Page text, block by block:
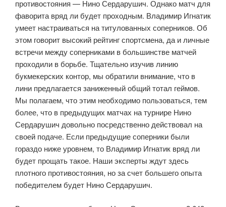
противостояния — Нино Сердарушич. Однако матч для
фаворита вряд ли будет проходным. Владимир Игнатик
умеет настраиваться на титулованных соперников. Об
этом говорит высокий рейтинг спортсмена, да и личные
встречи между соперниками в большинстве матчей
проходили в борьбе. Тщательно изучив линию
букмекерских контор, мы обратили внимание, что в
лини предлагается заниженный общий тотал геймов.
Мы полагаем, что этим необходимо пользоваться, тем
более, что в предыдущих матчах на турнире Нино
Сердарушич довольно посредственно действовал на
своей подаче. Если предыдущие соперники были
гораздо ниже уровнем, то Владимир Игнатик вряд ли
будет прощать такое. Наши эксперты ждут здесь
плотного противостояния, но за счет большего опыта
победителем будет Нино Сердарушич.